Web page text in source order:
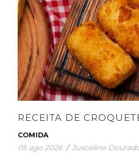
RECEITA DE
COMIDA
05 ago 2026 / Juscelino